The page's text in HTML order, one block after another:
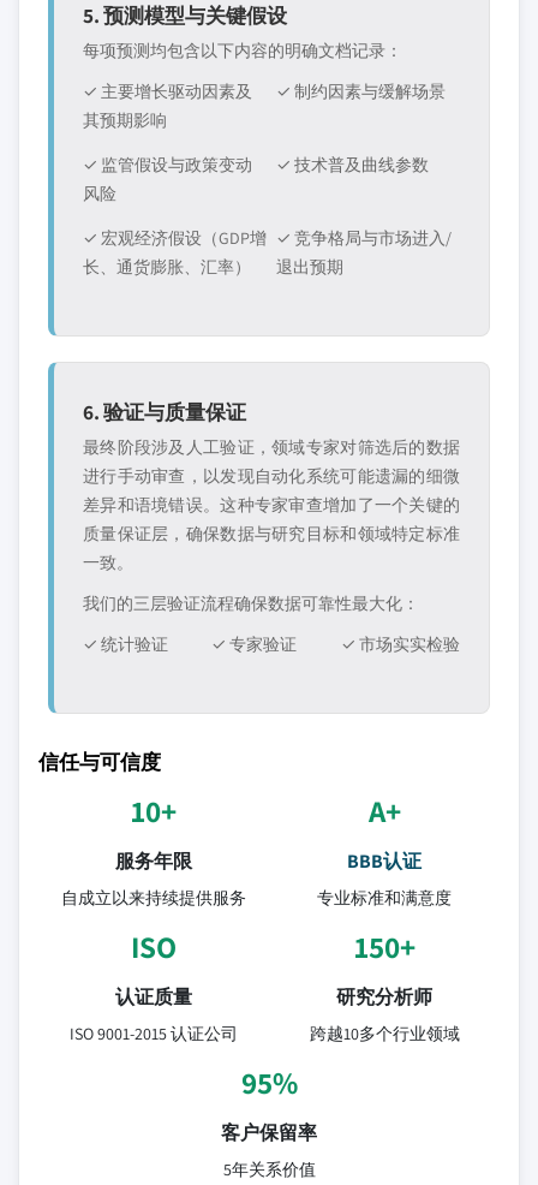
5. 预测模型与关键假设
每项预测均包含以下内容的明确文档记录：
✓ 主要增长驱动因素及
其预期影响
✓ 制约因素与缓解场景
✓ 监管假设与政策变动
风险
✓ 技术普及曲线参数
✓ 宏观经济假设（GDP增
长、通货膨胀、汇率）
✓ 竞争格局与市场进入/
退出预期
6. 验证与质量保证
最终阶段涉及人工验证，领域专家对筛选后的数据
进行手动审查，以发现自动化系统可能遗漏的细微
差异和语境错误。这种专家审查增加了一个关键的
质量保证层，确保数据与研究目标和领域特定标准
一致。
我们的三层验证流程确保数据可靠性最大化：
✓ 统计验证
✓ 专家验证 ✓ 市场实实检验
信任与可信度
10+
服务年限
自成立以来持续提供服务
A+
BBB认证
专业标准和满意度
ISO
认证质量
ISO 9001-2015 认证公司
150+
研究分析师
跨越10多个行业领域
95%
客户保留率
5年关系价值